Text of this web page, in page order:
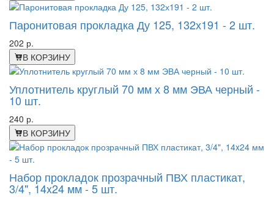
Паронитовая прокладка Ду 125, 132х191 - 2 шт.
202 р.
В КОРЗИНУ
Уплотнитель круглый 70 мм х 8 мм ЭВА черный -
10 шт.
240 р.
В КОРЗИНУ
Набор прокладок прозрачный ПВХ пластикат,
3/4", 14x24 мм - 5 шт.